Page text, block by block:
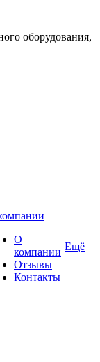
оборудования,
О
компании
Отзывы
Контакты
Ещё